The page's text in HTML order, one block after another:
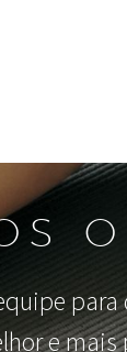
e